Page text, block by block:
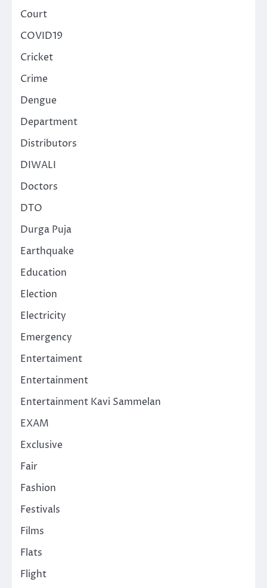
Court
COVID19
Cricket
Crime
Dengue
Department
Distributors
DIWALI
Doctors
DTO
Durga Puja
Earthquake
Education
Election
Electricity
Emergency
Entertaiment
Entertainment
Entertainment Kavi Sammelan
EXAM
Exclusive
Fair
Fashion
Festivals
Films
Flats
Flight